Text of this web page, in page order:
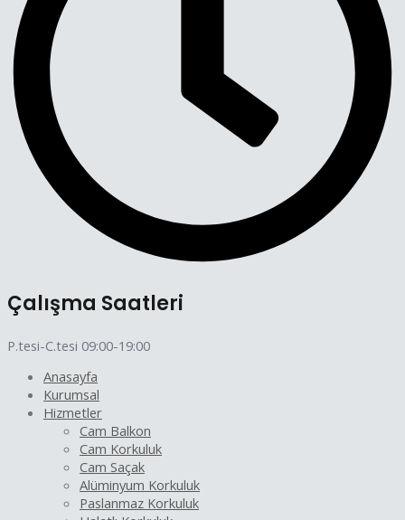
Çalışma Saatleri
P.tesi-C.tesi 09:00-19:00
Anasayfa
Kurumsal
Hizmetler
Cam Balkon
Cam Korkuluk
Cam Saçak
Alüminyum Korkuluk
Paslanmaz Korkuluk